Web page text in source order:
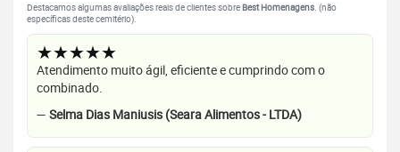
Destacamos algumas avaliações reais de clientes sobre Best Homenagens. (não
específicas deste cemitério).
★★★★★
Atendimento muito ágil, eficiente e cumprindo com o
combinado.
— Selma Dias Maniusis (Seara Alimentos - LTDA)